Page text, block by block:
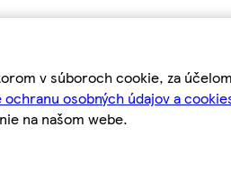
v súboroch cookie, za
osobných údajov a
na našom webe.